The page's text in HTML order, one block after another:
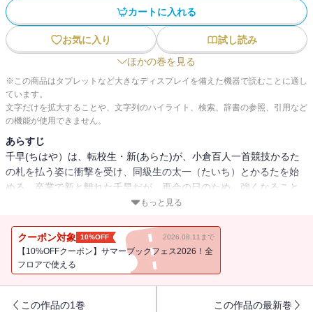
カートに入れる
お気に入り
試し読み
ほかの巻を見る
※この商品はタブレットなど大きなディスプレイを備えた機器で読むことに適し
ています。
文字だけを拡大することや、文字列のハイライト、検索、辞書の参照、引用など
の機能が使用できません。
あらすじ
千早(ちはや）は、転校生・新(あらた)が、小倉百人一首競技かるた
の札を払う姿に衝撃を受け、同級生の太一（たいち）とかるたを始
める。卒業で新と離れた千早だが、再会の日のため、強くなること
を太一と誓う。そんな二人の情熱に導かれた瑞沢高校かるた部の仲
続けた近江神宮を初めて見上げる。一方、新もまた、ある秘密を背
負い、同じ近江の地を踏みしめていた!?
もっと見る
クーポン対象 10%OFF 2026.08.11まで
【10%OFFクーポン】サマーブックフェス2026！全
フロアで使える
この作品の1巻 この作品の最新巻